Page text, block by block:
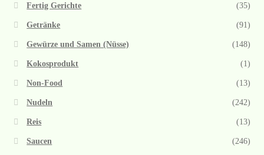
Fertig Gerichte (35)
Getränke (91)
Gewürze und Samen (Nüsse) (148)
Kokosprodukt (1)
Non-Food (13)
Nudeln (242)
Reis (13)
Saucen (246)